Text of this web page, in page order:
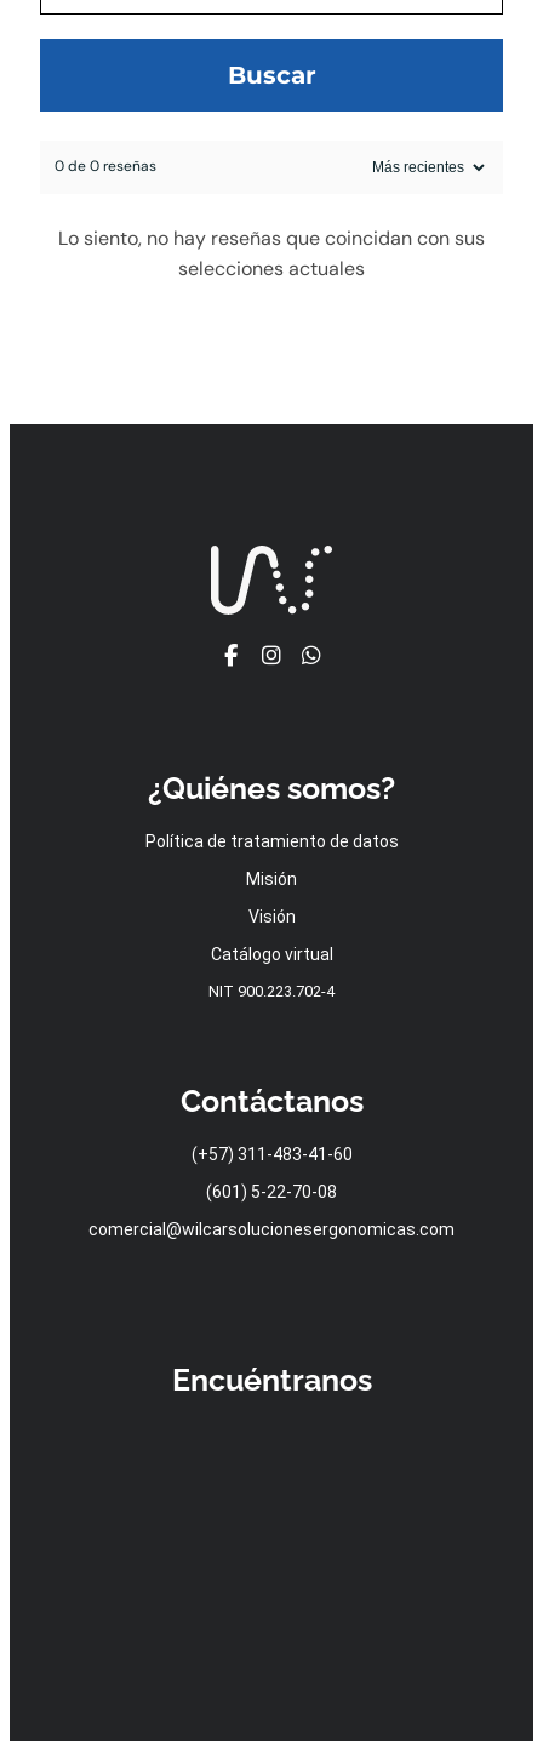
a la cotización
Buscar
0 de 0 reseñas
Lo siento, no hay reseñas que coincidan con sus
selecciones actuales
¿Quiénes somos?
Política de tratamiento de datos
Misión
Visión
Catálogo virtual
NIT 900.223.702-4
Contáctanos
(+57) 311-483-41-60
(601) 5-22-70-08
comercial@wilcarsolucionesergonomicas.com
Encuéntranos